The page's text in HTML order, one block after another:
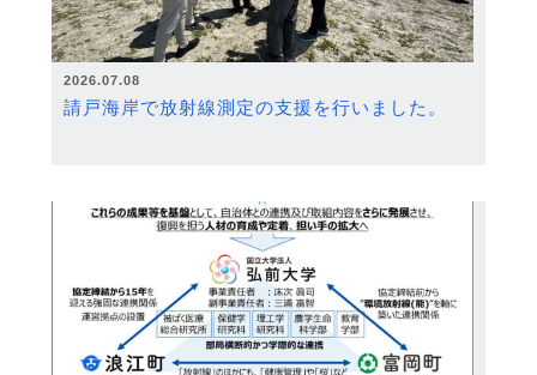
2026.07.08
請戸海岸で放射線測定の支援を行いました。